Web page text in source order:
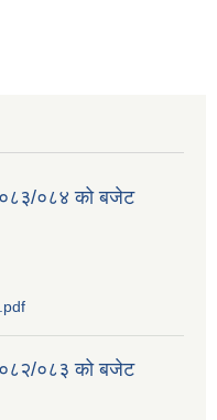
०८४ को बजेट
०८३ को बजेट